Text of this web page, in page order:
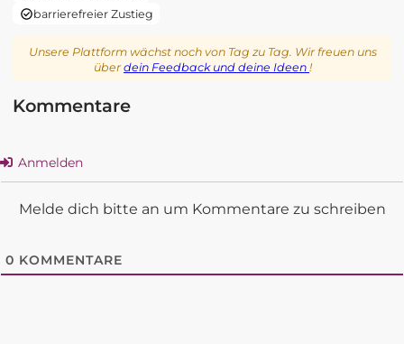
barrierefreier Zustieg
Unsere Plattform wächst noch von Tag zu Tag. Wir freuen uns
überdein Feedback und deine Ideen !
Kommentare
Anmelden
Melde dich bitte an um Kommentare zu schreiben
0 KOMMENTARE